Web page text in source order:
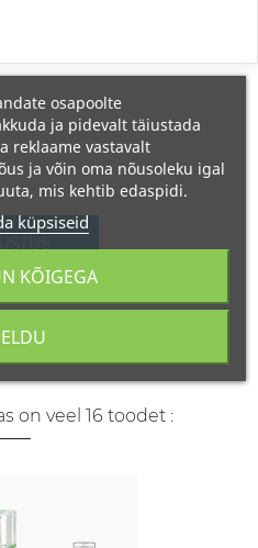
on veel 16 toodet :
osapoolte
ja pidevalt täiustada
reklaame vastavalt
ja võin oma nõusoleku igal
mis kehtib edaspidi.
küpsiseid
KÕIGEGA